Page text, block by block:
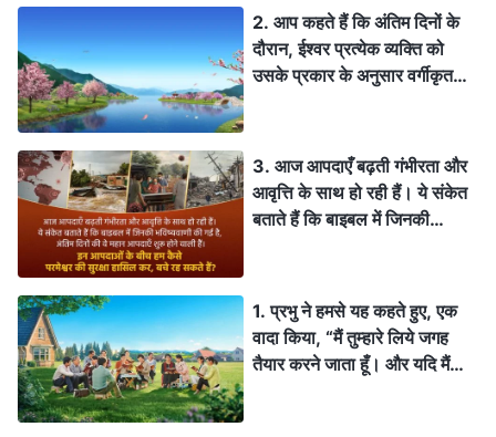
2. आप कहते हैं कि अंतिम दिनों के
दौरान, ईश्वर प्रत्येक व्यक्ति को
उसके प्रकार के अनुसार वर्गीकृत
लिए, पुराने युग को समाप्त करने के
लिए, न्याय का कार्य करता है, और
अंत में, मसीह का राज्य पृथ्वी पर
साकार होगा। पृथ्वी पर मसीह का
दिखेगी?
3. आज आपदाएँ बढ़ती गंभीरता और
आवृत्ति के साथ हो रही हैं। ये संकेत
बताते हैं कि बाइबल में जिनकी
इन आपदाओं के बीच हम कैसे
परमेश्वर की सुरक्षा हासिल कर, बचे
रह सकते हैं?
1. प्रभु ने हमसे यह कहते हुए, एक
वादा किया, “मैं तुम्हारे लिये जगह
तैयार करने जाता हूँ। और यदि मैं